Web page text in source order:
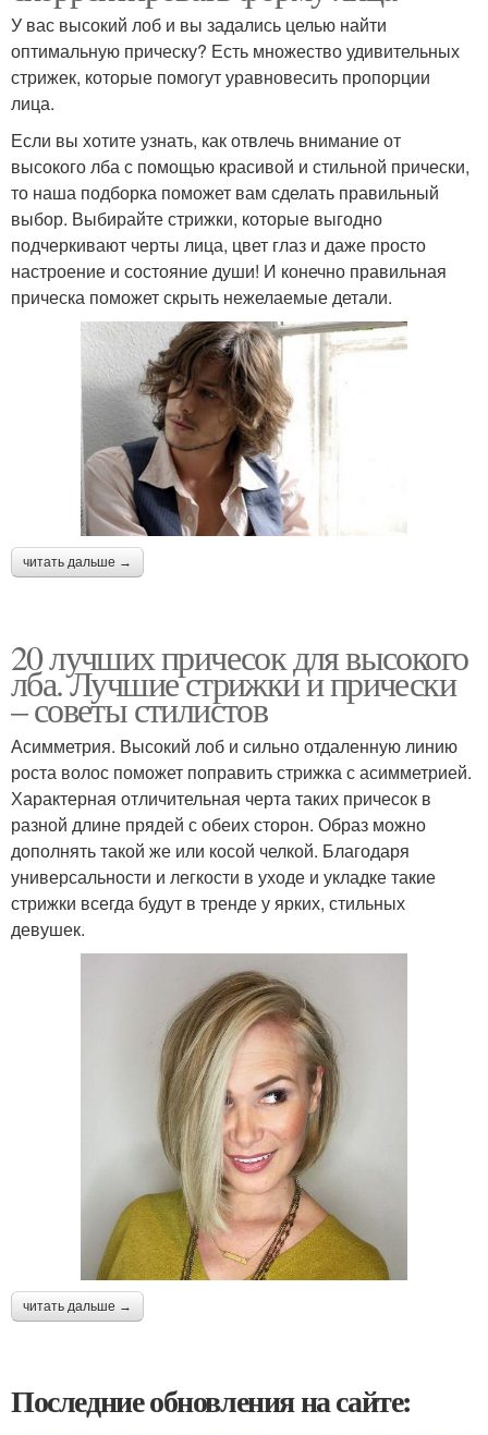
У вас высокий лоб и вы задались целью найти
оптимальную прическу? Есть множество удивительных
стрижек, которые помогут уравновесить пропорции
лица.
Если вы хотите узнать, как отвлечь внимание от
высокого лба с помощью красивой и стильной прически,
то наша подборка поможет вам сделать правильный
выбор. Выбирайте стрижки, которые выгодно
подчеркивают черты лица, цвет глаз и даже просто
настроение и состояние души! И конечно правильная
прическа поможет скрыть нежелаемые детали.
читать дальше →
20 лучших причесок для высокого
лба. Лучшие стрижки и прически
– советы стилистов
Асимметрия. Высокий лоб и сильно отдаленную линию
роста волос поможет поправить стрижка с асимметрией.
Характерная отличительная черта таких причесок в
разной длине прядей с обеих сторон. Образ можно
дополнять такой же или косой челкой. Благодаря
универсальности и легкости в уходе и укладке такие
стрижки всегда будут в тренде у ярких, стильных
девушек.
читать дальше →
Последние обновления на сайте: